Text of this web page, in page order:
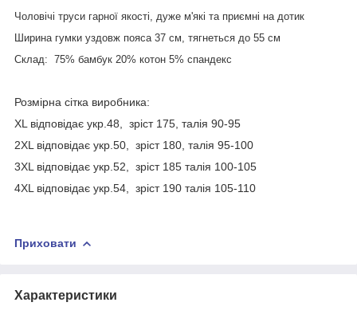
Чоловічі труси гарної якості, дуже м'які та приємні на дотик
Ширина гумки уздовж пояса 37 см, тягнеться до 55 см
Склад: 75% бамбук 20% котон 5% спандекс
Розмірна сітка виробника:
XL відповідає укр.48, зріст 175, талія 90-95
2XL відповідає укр.50, зріст 180, талія 95-100
3XL відповідає укр.52, зріст 185 талія 100-105
4XL відповідає укр.54, зріст 190 талія 105-110
Приховати
Характеристики